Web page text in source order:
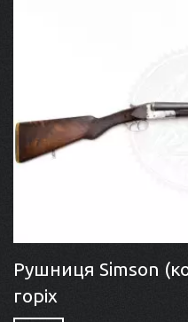
Рушниця Simson
горіх